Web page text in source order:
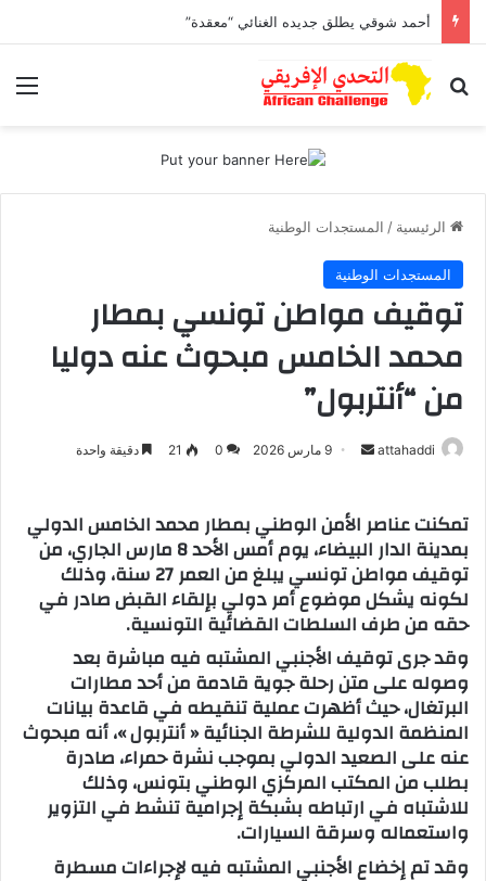
أحمد شوقي يطلق جديده الغنائي “معقدة”
بحث عن
الرئيسية / المستجدات الوطنية
المستجدات الوطنية
توقيف مواطن تونسي بمطار
محمد الخامس مبحوث عنه دوليا
من “أنتربول”
attahaddi
ل
ب
ر
ي
د
ا
إ
ل
ك
ت
ر
و
ن
ي
9 مارس 2026 0
21 دقيقة واحدة
تمكنت عناصر الأمن الوطني بمطار محمد الخامس الدولي
بمدينة الدار البيضاء، يوم أمس الأحد 8 مارس الجاري، من
توقيف مواطن تونسي يبلغ من العمر 27 سنة، وذلك
لكونه يشكل موضوع أمر دولي بإلقاء القبض صادر في
حقه من طرف السلطات القضائية التونسية.‎
وقد جرى توقيف الأجنبي المشتبه فيه مباشرة بعد
وصوله على متن رحلة جوية قادمة من أحد مطارات
البرتغال، حيث أظهرت عملية تنقيطه في قاعدة بيانات
المنظمة الدولية للشرطة الجنائية « أنتربول »، أنه مبحوث
عنه على الصعيد الدولي بموجب نشرة حمراء، صادرة
بطلب من المكتب المركزي الوطني بتونس، وذلك
للاشتباه في ارتباطه بشبكة إجرامية تنشط في التزوير
واستعماله وسرقة السيارات.
وقد تم إخضاع الأجنبي المشتبه فيه لإجراءات مسطرة